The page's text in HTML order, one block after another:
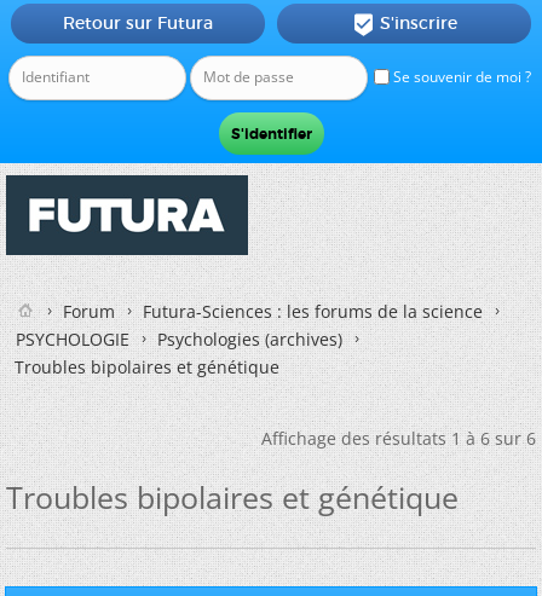
Se souvenir de moi ?
Retour sur Futura  S'inscrire
Forum
Futura-Sciences : les forums de la science
PSYCHOLOGIE
Psychologies (archives)
Troubles bipolaires et génétique
Affichage des résultats 1 à 6 sur 6
Troubles bipolaires et génétique